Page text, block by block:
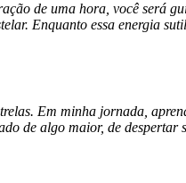
de uma hora, você será
Enquanto essa energia
Em minha jornada,
de algo maior, de despertar